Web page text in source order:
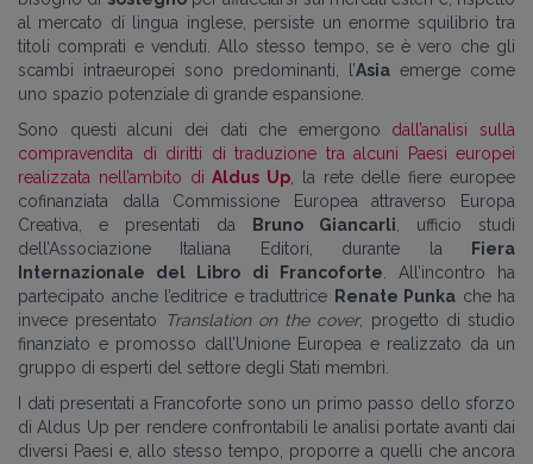
al mercato di lingua inglese,
persiste un enorme squilibrio tra
titoli comprati e venduti. Allo stesso tempo, se è vero che gli
scambi intraeuropei sono predominanti, l’Asia emerge come
uno spazio potenziale di grande espansione.
Sono questi alcuni dei dati che emergono dall’analisi sulla
compravendita di diritti di traduzione tra alcuni Paesi europei
realizzata nell’ambito di Aldus Up , la rete delle fiere europee
cofinanziata dalla Commissione Europea attraverso Europa
Creativa, e presentati da
Bruno Giancarli , ufficio studi
dell’Associazione Italiana Editori, durante la
Fiera
Internazionale del Libro di Francoforte . All’incontro ha
partecipato anche l’editrice e traduttrice Renate Punka che ha
invece presentato
Translation on the cover, progetto di studio
finanziato e promosso dall’Unione Europea e realizzato da un
gruppo di esperti del settore degli Stati membri.
I dati presentati a Francoforte sono un primo passo dello sforzo
di Aldus Up per rendere confrontabili le analisi portate avanti dai
diversi Paesi e, allo stesso tempo, proporre a quelli che ancora